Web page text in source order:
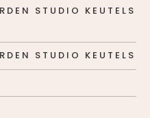
STUDIO KEUTELS
STUDIO KEUTELS